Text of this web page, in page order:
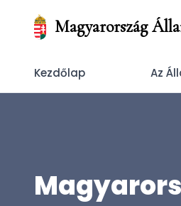
Magyarország
Kezdőlap Az